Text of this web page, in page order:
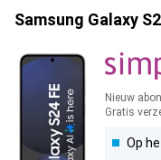
Samsung Galaxy
Nieuw
Gratis
Op